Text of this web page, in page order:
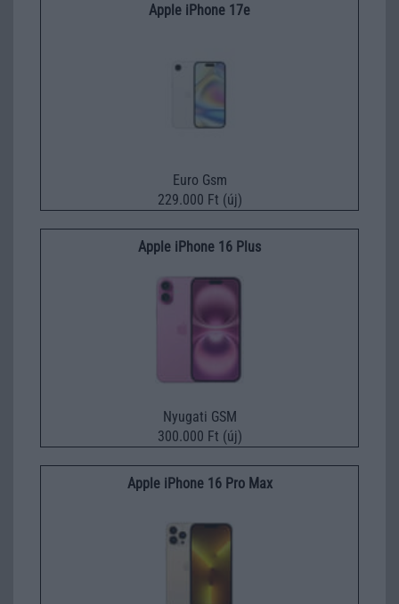
Apple iPhone 17e
Euro Gsm
229.000 Ft (új)
Apple iPhone 16 Plus
Nyugati GSM
300.000 Ft (új)
Apple iPhone 16 Pro Max